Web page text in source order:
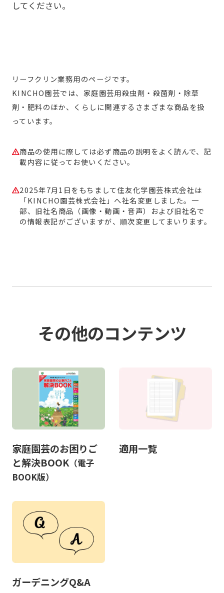
してください。
リーフクリン業務用のページです。
KINCHO園芸では、家庭園芸用殺虫剤・殺菌剤・除草
剤・肥料のほか、くらしに関連するさまざまな商品を扱
っています。
商品の使用に際しては必ず商品の説明をよく読んで、記
載内容に従ってお使いください。
2025年7月1日をもちまして住友化学園芸株式会社は
「KINCHO園芸株式会社」へ社名変更しました。一
部、旧社名商品（画像・動画・音声）および旧社名で
の情報表記がございますが、順次変更してまいります。
その他のコンテンツ
家庭園芸のお困りご
と解決BOOK（電子
BOOK版）
適用一覧
ガーデニングQ&A